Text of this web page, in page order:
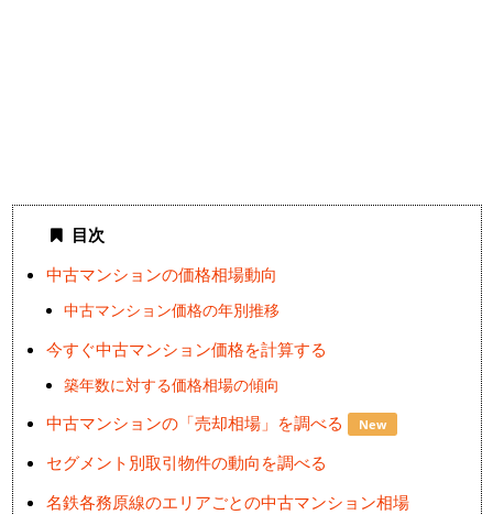
目次
中古マンションの価格相場動向
中古マンション価格の年別推移
今すぐ中古マンション価格を計算する
築年数に対する価格相場の傾向
中古マンションの「売却相場」を調べる New
セグメント別取引物件の動向を調べる
名鉄各務原線のエリアごとの中古マンション相場